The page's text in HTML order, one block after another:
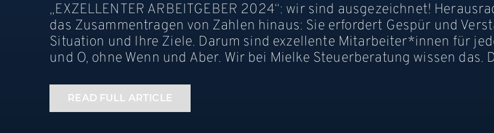
„EXZELLENTER ARBEITGEBER 2024“: wir sind ausgezeichnet!
das Zusammentragen von Zahlen hinaus: Sie erfordert Gespür und
Situation und Ihre Ziele. Darum sind exzellente Mitarbeiter*innen für
und O, ohne Wenn und Aber. Wir bei Mielke Steuerberatung wissen das.
READ FULL ARTICLE